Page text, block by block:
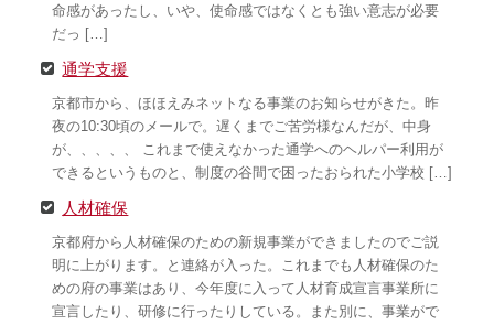
命感があったし、いや、使命感ではなくとも強い意志が必要
だっ […]
通学支援
京都市から、ほほえみネットなる事業のお知らせがきた。昨
夜の10:30頃のメールで。遅くまでご苦労様なんだが、中身
が、、、、、 これまで使えなかった通学へのヘルパー利用が
できるというものと、制度の谷間で困ったおられた小学校 […]
人材確保
京都府から人材確保のための新規事業ができましたのでご説
明に上がります。と連絡が入った。これまでも人材確保のた
めの府の事業はあり、今年度に入って人材育成宣言事業所に
宣言したり、研修に行ったりしている。また別に、事業がで